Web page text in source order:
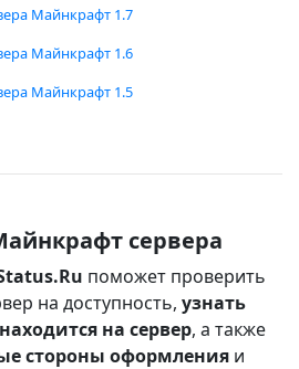
Майнкрафт 1.7
Майнкрафт 1.6
Майнкрафт 1.5
сервера
поможет проверить
на доступность, узнать
на сервер, а также
стороны оформления и